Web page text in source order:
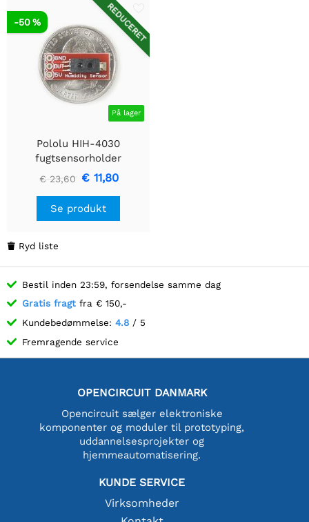
REDUCERET
På lager
-50 %
Pololu HIH-4030
fugtsensorholder
€ 23,60 € 11,80
Se produkt
 Ryd liste
Bestil inden 23:59, forsendelse samme dag
Gratis fragt fra € 150,-
Kundebedømmelse: 4.8 / 5
Fremragende service
OPENCIRCUIT DANMARK
Opencircuit sælger elektroniske
komponenter og moduler til prototyping,
uddannelsesprojekter og
hjemmeautomatisering.
KUNDE SERVICE
Virksomheder